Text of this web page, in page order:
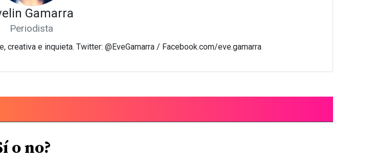
Gamarra
Periodista
e inquieta. Twitter: @EveGamarra / Facebook.com/eve.gamarra
o no?